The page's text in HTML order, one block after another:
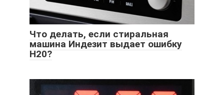
Что делать, если стиральная
машина Индезит выдает ошибку
H20?